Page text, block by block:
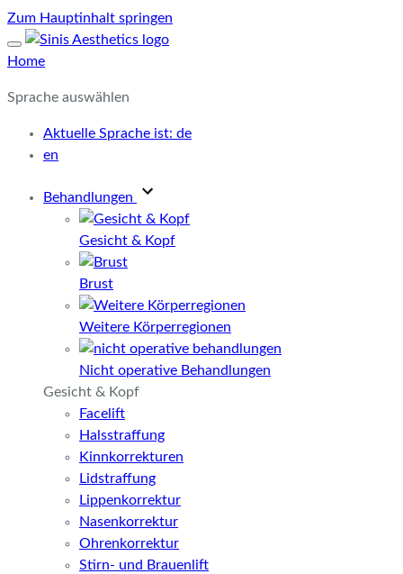
Zum Hauptinhalt springen
Home
Sprache auswählen
Aktuelle Sprache ist: de
en
Behandlungen
Gesicht & Kopf
Brust
Weitere Körperregionen
Nicht operative Behandlungen
Gesicht & Kopf
Facelift
Halsstraffung
Kinnkorrekturen
Lidstraffung
Lippenkorrektur
Nasenkorrektur
Ohrenkorrektur
Stirn- und Brauenlift